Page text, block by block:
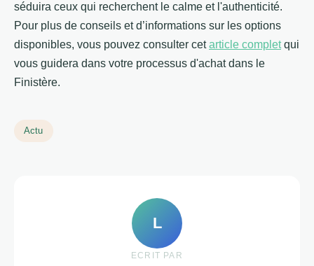
séduira ceux qui recherchent le calme et l'authenticité.
Pour plus de conseils et d’informations sur les options
disponibles, vous pouvez consulter cetarticle completqui
vous guidera dans votre processus d'achat dans le
Finistère.
Actu
L
ECRIT PAR